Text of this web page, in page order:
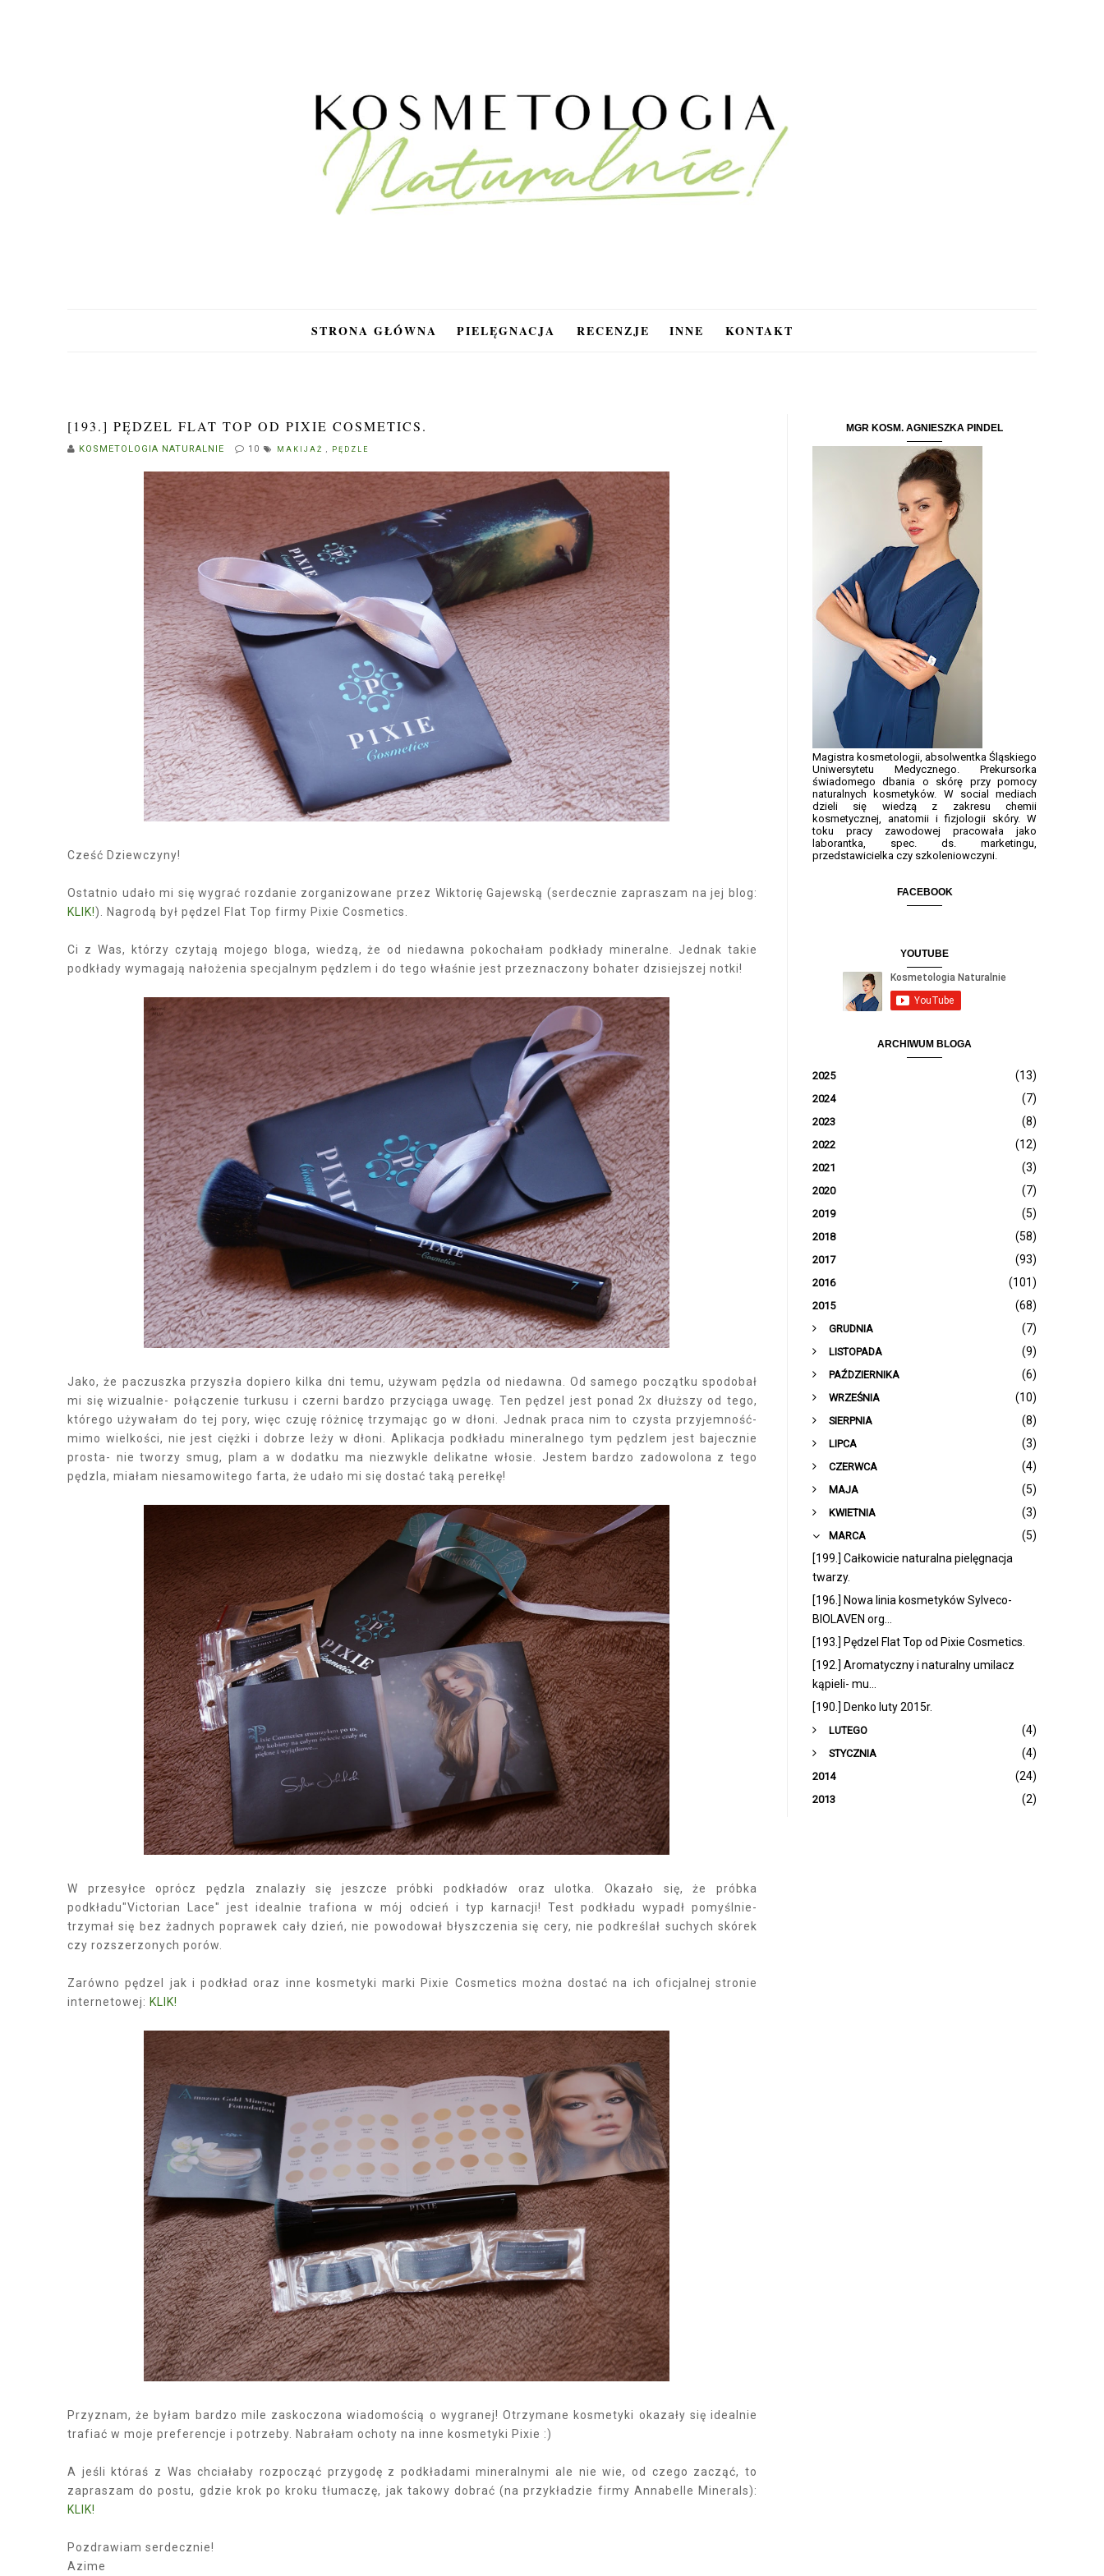
STRONA GŁÓWNA PIELĘGNACJA RECENZJE INNE KONTAKT
[193.] PĘDZEL FLAT TOP OD PIXIE COSMETICS.
KOSMETOLOGIA NATURALNIE 10 MAKIJAŻ PĘDZLE
Cześć Dziewczyny!
Ostatnio udało mi się wygrać rozdanie zorganizowane przez Wiktorię Gajewską (serdecznie zapraszam na jej blog:
KLIK!). Nagrodą był pędzel Flat Top firmy Pixie Cosmetics.
Ci z Was, którzy czytają mojego bloga, wiedzą, że od niedawna pokochałam podkłady mineralne. Jednak takie
podkłady wymagają nałożenia specjalnym pędzlem i do tego właśnie jest przeznaczony bohater dzisiejszej notki!
Jako, że paczuszka przyszła dopiero kilka dni temu, używam pędzla od niedawna. Od samego początku spodobał
mi się wizualnie- połączenie turkusu i czerni bardzo przyciąga uwagę. Ten pędzel jest ponad 2x dłuższy od tego,
którego używałam do tej pory, więc czuję różnicę trzymając go w dłoni. Jednak praca nim to czysta przyjemność-
mimo wielkości, nie jest ciężki i dobrze leży w dłoni. Aplikacja podkładu mineralnego tym pędzlem jest bajecznie
prosta- nie tworzy smug, plam a w dodatku ma niezwykle delikatne włosie. Jestem bardzo zadowolona z tego
pędzla, miałam niesamowitego farta, że udało mi się dostać taką perełkę!
W przesyłce oprócz pędzla znalazły się jeszcze próbki podkładów oraz ulotka. Okazało się, że próbka
podkładu"Victorian Lace" jest idealnie trafiona w mój odcień i typ karnacji! Test podkładu wypadł pomyślnie-
trzymał się bez żadnych poprawek cały dzień, nie powodował błyszczenia się cery, nie podkreślał suchych skórek
czy rozszerzonych porów.
Zarówno pędzel jak i podkład oraz inne kosmetyki marki Pixie Cosmetics można dostać na ich oficjalnej stronie
internetowej: KLIK!
Przyznam, że byłam bardzo mile zaskoczona wiadomością o wygranej! Otrzymane kosmetyki okazały się idealnie
trafiać w moje preferencje i potrzeby. Nabrałam ochoty na inne kosmetyki Pixie :)
A jeśli któraś z Was chciałaby rozpocząć przygodę z podkładami mineralnymi ale nie wie, od czego zacząć, to
zapraszam do postu, gdzie krok po kroku tłumaczę, jak takowy dobrać (na przykładzie firmy Annabelle Minerals):
KLIK!
Pozdrawiam serdecznie!
Azime
MGR KOSM. AGNIESZKA PINDEL
Magistra kosmetologii, absolwentka Śląskiego
Uniwersytetu Medycznego. Prekursorka
świadomego dbania o skórę przy pomocy
naturalnych kosmetyków. W social mediach
dzieli się wiedzą z zakresu chemii
kosmetycznej, anatomii i fizjologii skóry. W
toku pracy zawodowej pracowała jako
laborantka, spec. ds. marketingu,
przedstawicielka czy szkoleniowczyni.
FACEBOOK
YOUTUBE
ARCHIWUM BLOGA
2025 (13)
2024 (7)
2023 (8)
2022 (12)
2021 (3)
2020 (7)
2019 (5)
2018 (58)
2017 (93)
2016 (101)
2015
(68)
►
GRUDNIA
(7)
►
LISTOPADA
(9)
►
PAŹDZIERNIKA
(6)
►
WRZEŚNIA
(10)
►
SIERPNIA
(8)
►
LIPCA
(3)
►
CZERWCA
(4)
►
MAJA
(5)
►
KWIETNIA
(3)
▼
MARCA
(5)
[199.] Całkowicie naturalna pielęgnacja
twarzy.
[196.] Nowa linia kosmetyków Sylveco-
BIOLAVEN org...
[193.] Pędzel Flat Top od Pixie Cosmetics.
[192.] Aromatyczny i naturalny umilacz
kąpieli- mu...
[190.] Denko luty 2015r.
►
LUTEGO
(4)
►
STYCZNIA (4)
2014 (24)
2013 (2)